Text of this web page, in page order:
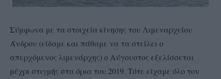
Σύμφωνα με τα στοιχεία κίνησης του Λιμεναρχείου
Άνδρου (είδαμε και πάθαμε να τα στείλει ο
απερχόμενος λιμενάρχης) ο Αύγουστος εξελίσσεται
μέχρι στιγμής στα όρια του 2019. Τότε είχαμε όλο τον